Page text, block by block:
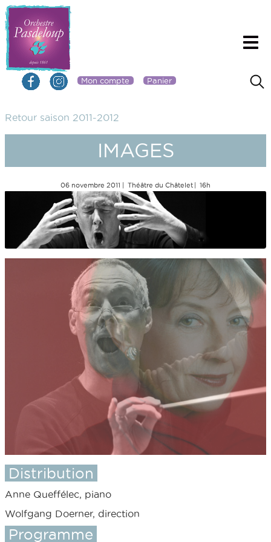
Mon compte Panier
Retour saison 2011-2012
IMAGES
06 novembre 2011 Théâtre du Châtelet 16h
Distribution
Anne Queffélec, piano
Wolfgang Doerner, direction
Programme